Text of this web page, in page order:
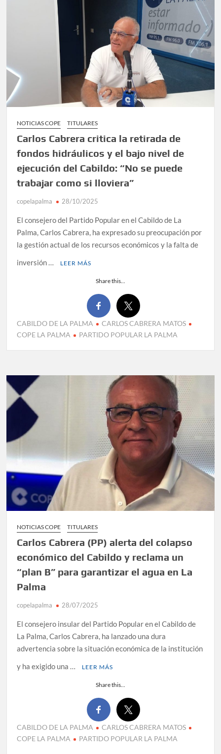
NOTICIAS COPE TITULARES
Carlos Cabrera critica la retirada de
fondos hidráulicos y el bajo nivel de
ejecución del Cabildo: “No se puede
trabajar como si lloviera”
copelapalma 28/10/2025
El consejero del Partido Popular en el Cabildo de La
Palma, Carlos Cabrera, ha expresado su preocupación por
la gestión actual de los recursos económicos y la falta de
inversión …
LEER MÁS
Share this...
CABILDO DE LA PALMA
CARLOS CABRERA MATOS
COPE LA PALMA
PARTIDO POPULAR LA PALMA
NOTICIAS COPE TITULARES
Carlos Cabrera (PP) alerta del colapso
económico del Cabildo y reclama un
“plan B” para garantizar el agua en La
Palma
copelapalma 28/07/2025
El consejero insular del Partido Popular en el Cabildo de
La Palma, Carlos Cabrera, ha lanzado una dura
advertencia sobre la situación económica de la institución
y ha exigido una …
LEER MÁS
Share this...
CABILDO DE LA PALMA
CARLOS CABRERA MATOS
COPE LA PALMA
PARTIDO POPULAR LA PALMA